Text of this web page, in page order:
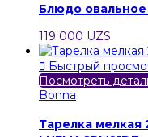
Блюдо овальное
119 000 UZS
 Быстрый
Посмотреть
Bonna
Тарелка мелкая